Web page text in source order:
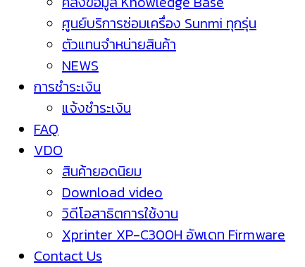
ศูนย์บริการซ่อมเครื่อง Sunmi ทุกรุ่น
ตัวแทนจำหน่ายสินค้า
NEWS
การชำระเงิน
แจ้งชำระเงิน
FAQ
VDO
สินค้ายอดนิยม
Download video
วิดีโอสาธิตการใช้งาน
Xprinter XP-C300H อัพเดท Firmware
Contact Us